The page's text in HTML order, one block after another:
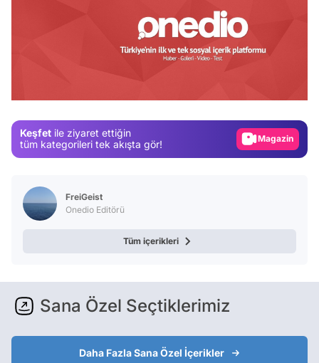
Keşfet ile ziyaret ettiğin
tüm kategorileri tek akışta gör!
Magazin
FreiGeist
Onedio Editörü
Tüm içerikleri
Sana Özel Seçtiklerimiz
Daha Fazla Sana Özel İçerikler